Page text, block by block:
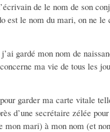
de le nom de son
est le nom du mari, on ne le
j’ai gardé mon nom de
ma vie de tous les
garder ma carte vitale
d’une secrétaire zélée
mon mari) à mon nom (et